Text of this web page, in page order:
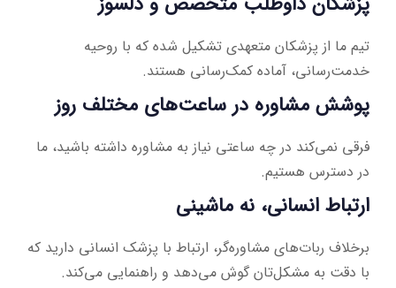
تیم ما از پزشکان متعهدی تشکیل شده که با روحیه
خدمت‌رسانی، آماده کمک‌رسانی هستند.
پوشش مشاوره در ساعت‌های مختلف روز
فرقی نمی‌کند در چه ساعتی نیاز به مشاوره داشته باشید، ما
در دسترس هستیم.
ارتباط انسانی، نه ماشینی
برخلاف ربات‌های مشاوره‌گر، ارتباط با پزشک انسانی دارید که
با دقت به مشکل‌تان گوش می‌دهد و راهنمایی می‌کند.